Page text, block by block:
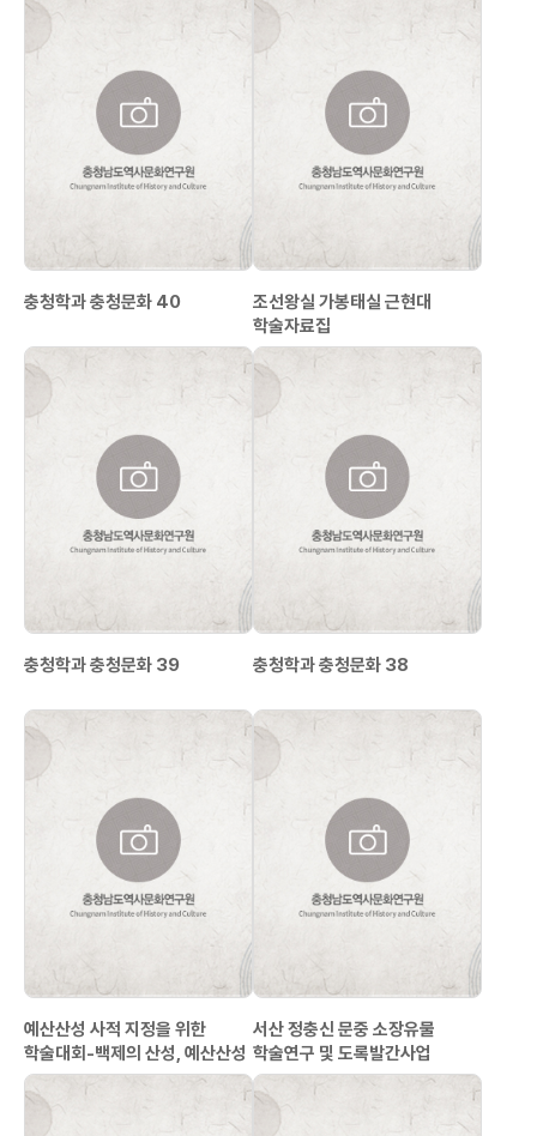
충청학과 충청문화 40
조선왕실 가봉태실 근현대
학술자료집
충청학과 충청문화 39 충청학과 충청문화 38
예산산성 사적 지정을 위한
학술대회-백제의 산성, 예산산성
서산 정충신 문중 소장유물
학술연구 및 도록발간사업